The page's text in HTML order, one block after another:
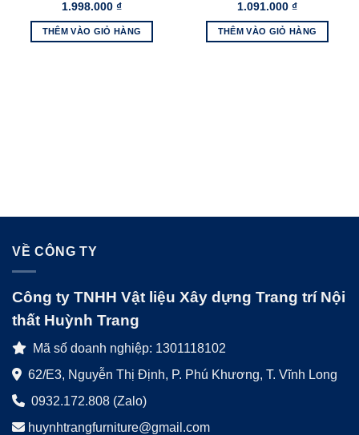
1.998.000 ₫
THÊM VÀO GIỎ HÀNG
1.091.000 ₫
THÊM VÀO GIỎ HÀNG
VỀ CÔNG TY
Công ty TNHH Vật liệu Xây dựng Trang trí Nội
thất Huỳnh Trang
Mã số doanh nghiệp: 1301118102
62/E3, Nguyễn Thị Định, P. Phú Khương, T. Vĩnh Long
0932.172.808 (Zalo)
huynhtrangfurniture@gmail.com